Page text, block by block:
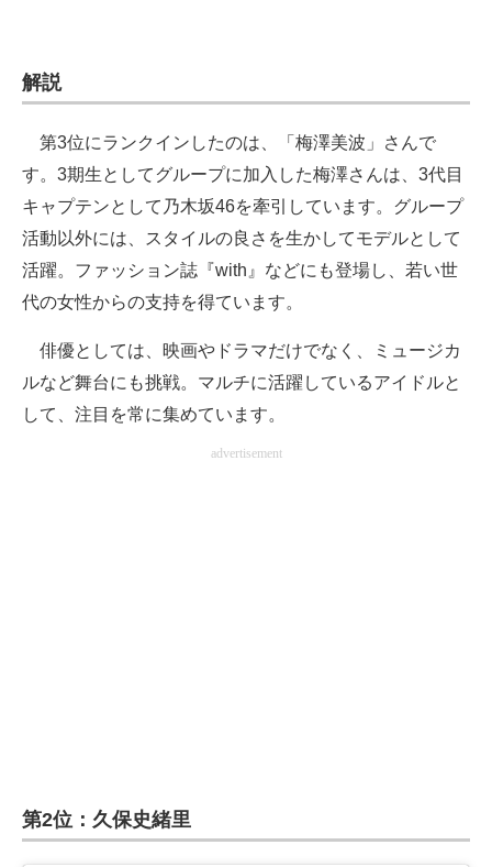
電子設計の基本と応用
建設×テクノロジーの最前線
解説
第3位にランクインしたのは、「梅澤美波」さんで
す。3期生としてグループに加入した梅澤さんは、3代目
キャプテンとして乃木坂46を牽引しています。グループ
活動以外には、スタイルの良さを生かしてモデルとして
活躍。ファッション誌『with』などにも登場し、若い世
代の女性からの支持を得ています。
俳優としては、映画やドラマだけでなく、ミュージカ
ルなど舞台にも挑戦。マルチに活躍しているアイドルと
して、注目を常に集めています。
advertisement
第2位：久保史緒里